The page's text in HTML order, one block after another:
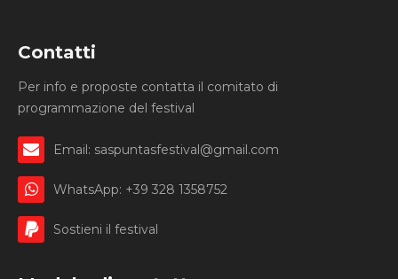
Contatti
Per info e proposte contatta il comitato di
programmazione del festival
Email: saspuntasfestival@gmail.com
WhatsApp: +39 328 1358752
Sostieni il festival